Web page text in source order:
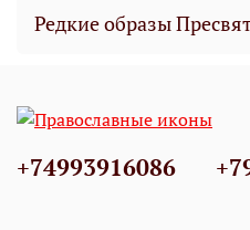
Редкие образы
+74993916086